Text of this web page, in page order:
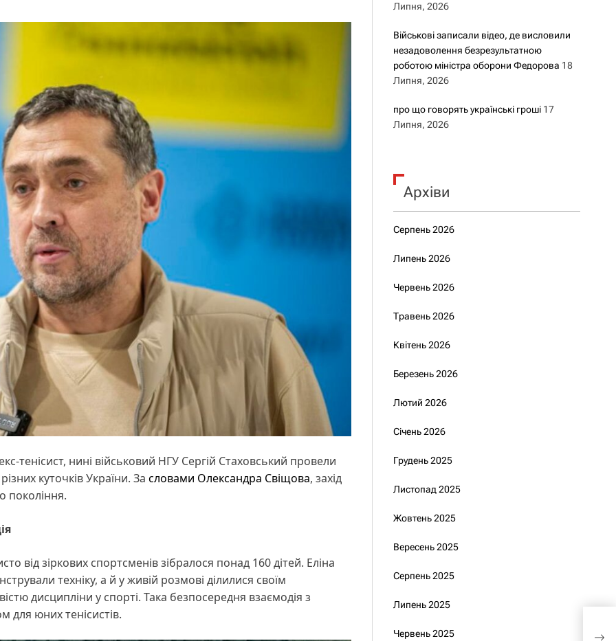
тенісист, нині військовий НГУ Сергій Стаховський провели
куточків України. За словами Олександра Свіщова, захід
покоління.
від зіркових спортсменів зібралося понад 160 дітей. Еліна
техніку, а й у живій розмові ділилися своїм
дисципліни у спорті. Така безпосередня взаємодія з
юних тенісистів.
Липня, 2026
Військові записали відео, де висловили
незадоволення безрезультатною
роботою міністра оборони Федорова 18
Липня, 2026
про що говорять українські гроші 17
Липня, 2026
Архіви
Серпень 2026
Липень 2026
Червень 2026
Травень 2026
Квітень 2026
Березень 2026
Лютий 2026
Січень 2026
Грудень 2025
Листопад 2025
Жовтень 2025
Вересень 2025
Серпень 2025
Липень 2025
Червень 2025